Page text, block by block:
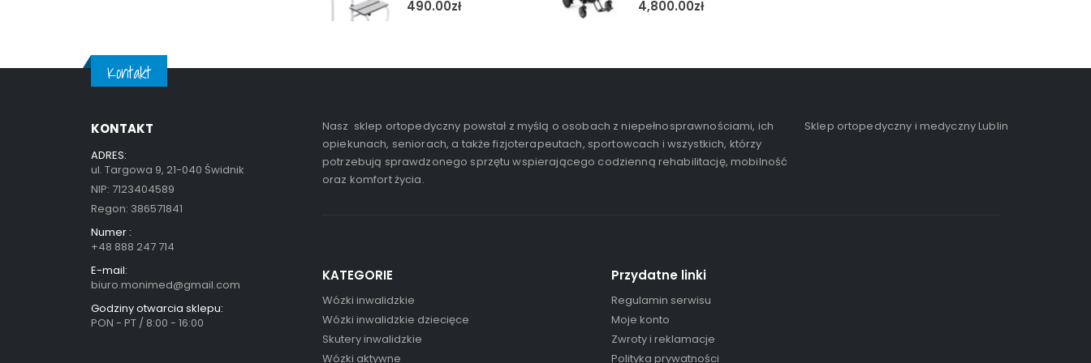
490.00zł 4,800.00zł
Kontakt
KONTAKT
ADRES:
ul. Targowa 9, 21-040 Świdnik
NIP: 7123404589
Regon: 386571841
Numer :
+48 888 247 714
E-mail:
biuro.monimed@gmail.com
Godziny otwarcia sklepu:
PON - PT / 8:00 - 16:00
Nasz sklep ortopedyczny powstał z myślą o osobach z niepełnosprawnościami, ich
opiekunach, seniorach, a także fizjoterapeutach, sportowcach i wszystkich, którzy
potrzebują sprawdzonego sprzętu wspierającego codzienną rehabilitację, mobilność
oraz komfort życia.
Sklep ortopedyczny i medyczny Lublin
KATEGORIE
Wózki inwalidzkie
Wózki inwalidzkie dziecięce
Skutery inwalidzkie
Wózki aktywne
Przydatne linki
Regulamin serwisu
Moje konto
Zwroty i reklamacje
Polityka prywatności